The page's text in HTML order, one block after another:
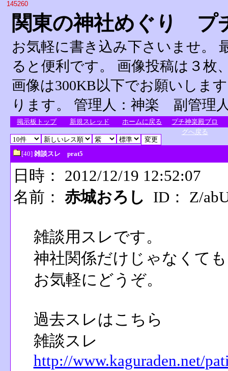
145260
関東の神社めぐり プ
お気軽に書き込み下さいませ。
ると便利です。 画像投稿は３枚
画像は300KB以下でお願いしま
ります。 管理人：神楽 副管理
掲示板トップ 新規スレッド ホームに戻る
プチ神楽殿ブロ
グへ戻る
[40] 雑談スレ prat5
日時： 2012/12/19 12:52:07
名前： 赤城おろし ID： Z/
雑談用スレです。
神社関係だけじゃなくて
お気軽にどうぞ。
過去スレはこちら
雑談スレ
http://www.kaguraden.net/